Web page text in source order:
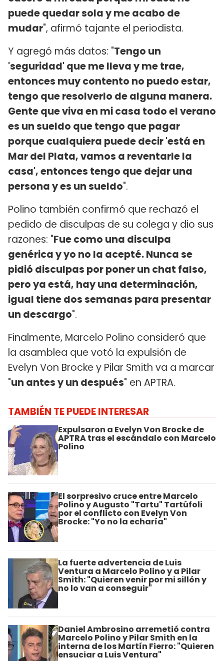
puede quedar sola y me acabo de
mudar", afirmó tajante el periodista.
Y agregó más datos: "Tengo un
'seguridad' que me lleva y me trae,
entonces muy contento no puedo estar,
tengo que resolverlo de alguna manera.
Gente que viva en mi casa todo el verano
es un sueldo que tengo que pagar
porque cualquiera puede decir 'está en
Mar del Plata, vamos a reventarle la
casa', entonces tengo que dejar una
persona y es un sueldo".
Polino también confirmó que rechazó el
pedido de disculpas de su colega y dio sus
razones: "Fue como una disculpa
genérica y yo no la acepté. Nunca se
pidió disculpas por poner un chat falso,
pero ya está, hay una determinación,
igual tiene dos semanas para presentar
un descargo".
Finalmente, Marcelo Polino consideró que
la asamblea que votó la expulsión de
Evelyn Von Brocke y Pilar Smith va a marcar
"un antes y un después" en APTRA.
TAMBIÉN TE PUEDE INTERESAR
Expulsaron a Evelyn Von Brocke de
APTRA tras el escándalo con Marcelo
Polino
El sorpresivo cruce entre Marcelo
Polino y Augusto "Tartu" Tartúfoli
por el conflicto con Evelyn Von
Brocke: "Yo no la echaría"
La fuerte advertencia de Luis
Ventura a Marcelo Polino y a Pilar
Smith: "Quieren venir por mi sillón y
no lo van a conseguir"
Daniel Ambrosino arremetió contra
Marcelo Polino y Pilar Smith en la
interna de los Martín Fierro: "Quieren
ensuciar a Luis Ventura"